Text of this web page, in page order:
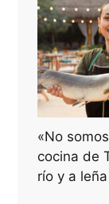
«No
cocina de
río y a